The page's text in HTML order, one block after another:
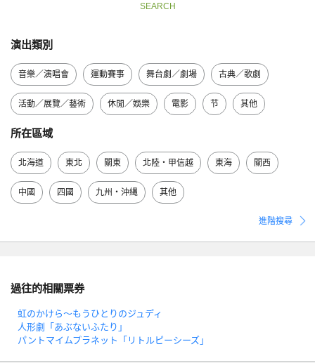
SEARCH
演出類別
音樂／演唱會 運動賽事 舞台劇／劇場 古典／歌劇
活動／展覽／藝術 休閒／娛樂 電影 节 其他
所在區域
北海道 東北 關東 北陸・甲信越 東海 關西
中國 四國 九州・沖縄 其他
進階搜尋
過往的相關票券
虹のかけら～もうひとりのジュディ
人形劇「あぶないふたり」
パントマイムプラネット「リトルピーシーズ」